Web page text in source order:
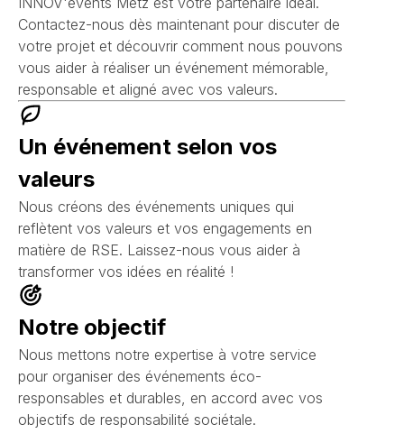
Contactez-nous dès maintenant pour discuter de
votre projet et découvrir comment nous pouvons
vous aider à réaliser un événement mémorable,
responsable et aligné avec vos valeurs.
Un événement selon vos
valeurs
Nous créons des événements uniques qui
reflètent vos valeurs et vos engagements en
matière de RSE. Laissez-nous vous aider à
transformer vos idées en réalité !
Notre objectif
Nous mettons notre expertise à votre service
pour organiser des événements éco-
responsables et durables, en accord avec vos
objectifs de responsabilité sociétale.